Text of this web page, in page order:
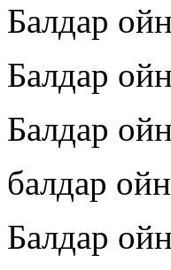
Балдар
Балдар
Балдар
балдар
Балдар